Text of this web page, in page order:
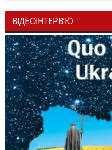
ВІДЕОІНТЕРВ’Ю